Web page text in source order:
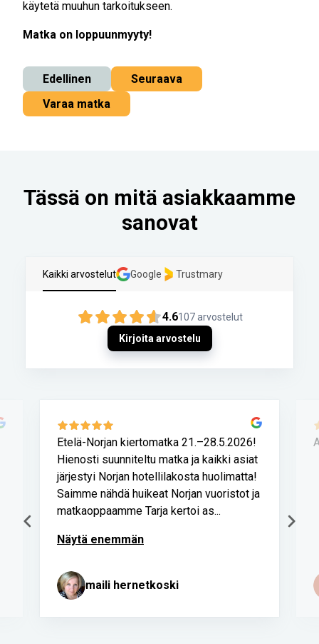
käytetä muuhun tarkoitukseen.
Matka on loppuunmyyty!
Edellinen
Seuraava
Varaa matka
Tässä on mitä asiakkaamme
sanovat
Kaikki arvostelut Google Trustmary
4.6107 arvostelut
Kirjoita arvostelu
Etelä-Norjan kiertomatka 21.–28.5.2026!
Hienosti suunniteltu matka ja kaikki asiat
järjestyi Norjan hotellilakosta huolimatta!
Saimme nähdä huikeat Norjan vuoristot ja
matkaoppaamme Tarja kertoi as...
Näytä enemmän
maili hernetkoski